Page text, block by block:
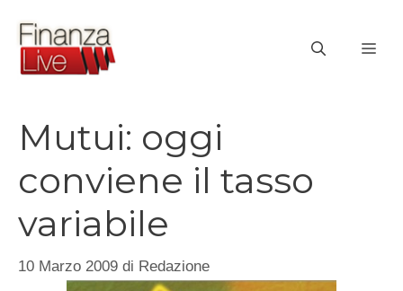
contenuto
Mutui: oggi
conviene il tasso
variabile
10 Marzo 2009 di Redazione